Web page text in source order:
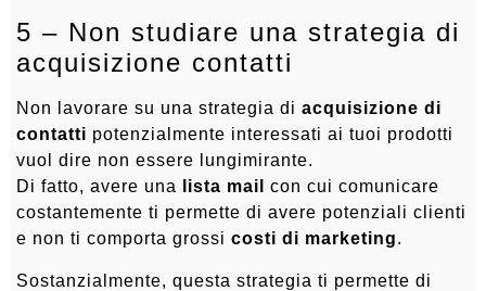
5 – Non studiare una strategia di
acquisizione contatti
Non lavorare su una strategia di acquisizione di
contatti potenzialmente interessati ai tuoi prodotti
vuol dire non essere lungimirante.
Di fatto, avere una
lista mail
con cui comunicare
costantemente ti permette di avere potenziali clienti
e non ti comporta grossi costi di marketing.
Sostanzialmente, questa strategia ti permette di